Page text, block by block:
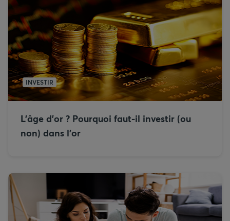
INVESTIR
L’âge d’or ? Pourquoi faut-il investir (ou
non) dans l’or